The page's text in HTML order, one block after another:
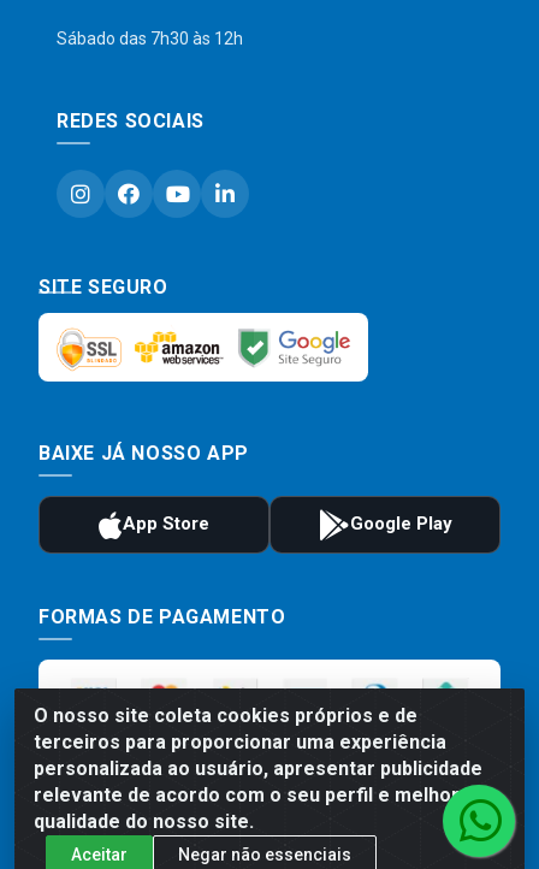
O nosso site coleta cookies próprios e de
terceiros para proporcionar uma experiência
personalizada ao usuário, apresentar publicidade
relevante de acordo com o seu perfil e melhorar a
qualidade do nosso site.
Aceitar Negar não essenciais
Sábado das 7h30 às 12h
REDES SOCIAIS
SITE SEGURO
BAIXE JÁ NOSSO APP
FORMAS DE PAGAMENTO
Preços, promoções, condições de pagamento e frete são válidos